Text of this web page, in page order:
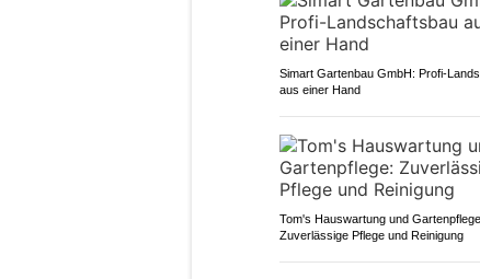
Simart Gartenbau GmbH: Profi-
aus einer Hand
Tom's Hauswartung und
Zuverlässige Pflege und Reinigung